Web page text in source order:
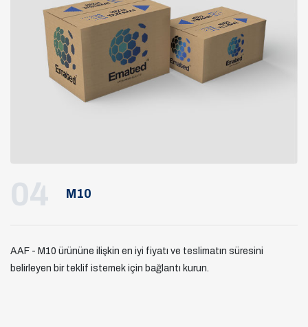
04 M10
AAF - M10 ürününe ilişkin en iyi fiyatı ve teslimatın süresini
belirleyen bir teklif istemek için bağlantı kurun.